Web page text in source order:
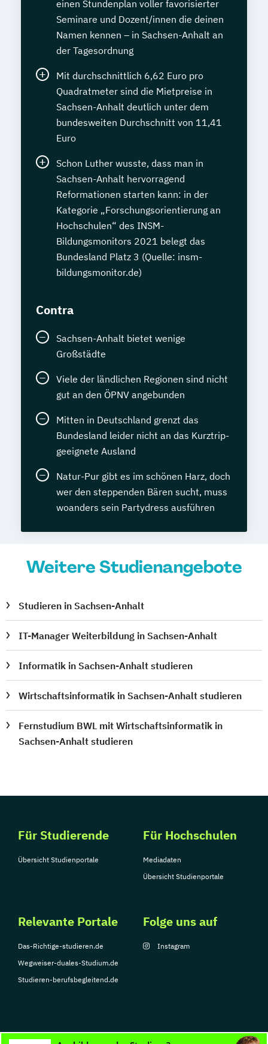
einen Stundenplan voller favorisierter
Seminare und Dozent/innen die deinen
Namen kennen – in Sachsen-Anhalt an
der Tagesordnung
Mit durchschnittlich 6,62 Euro pro
Quadratmeter sind die Mietpreise in
Sachsen-Anhalt deutlich unter dem
bundesweiten Durchschnitt von 11,41
Euro
Schon Luther wusste, dass man in
Sachsen-Anhalt hervorragend
Reformationen starten kann: in der
Kategorie „Forschungsorientierung an
Hochschulen“ des INSM-
Bildungsmonitors 2021 belegt das
Bundesland Platz 3 (Quelle: insm-
bildungsmonitor.de)
Contra
Sachsen-Anhalt bietet wenige
Großstädte
Viele der ländlichen Regionen sind nicht
gut an den ÖPNV angebunden
Mitten in Deutschland grenzt das
Bundesland leider nicht an das Kurztrip-
geeignete Ausland
Natur-Pur gibt es im schönen Harz, doch
wer den steppenden Bären sucht, muss
woanders sein Partydress ausführen
Weitere Studienangebote
Studieren in Sachsen-Anhalt
IT-Manager Weiterbildung in Sachsen-Anhalt
Informatik in Sachsen-Anhalt studieren
Wirtschaftsinformatik in Sachsen-Anhalt studieren
Fernstudium BWL mit Wirtschaftsinformatik in
Sachsen-Anhalt studieren
Für Studierende
Übersicht Studienportale
Für Hochschulen
Mediadaten
Übersicht Studienportale
Relevante Portale
Das-Richtige-studieren.de
Wegweiser-duales-Studium.de
Studieren-berufsbegleitend.de
Folge uns auf
Instagram